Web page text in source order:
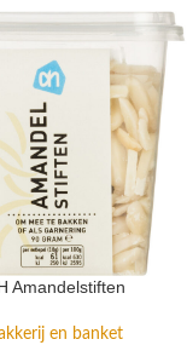
Amandelstiften
en banket